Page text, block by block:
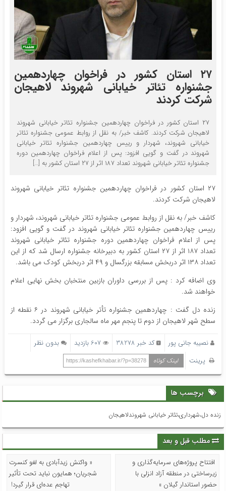
۲۷ استان کشور در فراخوان چهاردهمین
جشنواره تئاتر خیابانی شهروند لاهیجان
شرکت کردند
۲۷ استان کشور در فراخوان چهاردهمین جشنواره تئاتر خیابانی شهروند
لاهیجان شرکت کردند. کاشف خبر/ به نقل از روابط عمومی جشنواره تئاتر
خیابانی شهروند، شهردار و رییس چهاردهمین جشنواره تئاتر خیابانی
شهروند در گفت و گویی افزود: پس از اعلام فراخوان چهاردهمین دوره
جشنواره تئاتر خیابانی شهروند تعداد ۱۸۷ اثر از ۲۷ استان کشور به […]
۲۷ استان کشور در فراخوان چهاردهمین جشنواره تئاتر خیابانی شهروند
لاهیجان شرکت کردند.
کاشف خبر/ به نقل از روابط عمومی جشنواره تئاتر خیابانی شهروند، شهردار و
رییس چهاردهمین جشنواره تئاتر خیابانی شهروند در گفت و گویی افزود:
پس از اعلام فراخوان چهاردهمین دوره جشنواره تئاتر خیابانی شهروند
تعداد ۱۸۷ اثر از ۲۷ استان کشور به دبیرخانه جشنواره ارسال شد که از این
تعداد ۱۳۸ اثر دربخش مسابقه بزرگسال و ۴۹ اثر دربخش کودک می باشد.
وی اضافه کرد : پس از بررسی داوران بازبین منتخبان بخش نهایی اعلام
خواهند شد.
زنده دل گفت : چهاردهمین جشنواره تأتر خیابانی شهروند در ۶ نقطه از
سطح شهر لاهیجان از دوم تا پنجم مهر ماه سالجاری برگزار می گردد.
نصیبه جانی پور کد خبر 38278 607 بازدید
بدون نظر
پرینت
لینک کوتاه https://kashefkhabar.ir/?p=38278
برچسب ها
زنده دل،شهرداری،تئاتر خیابانی شهروندلاهیجان
مطلب قبل و بعد
افتتاح پروژه‌های سرمایه‌گذاری و
زیرساختی در منطقه آزاد انزلی با
حضور استاندار گیلان »
« واکنش زیدآبادی به لغو کنسرت
شجریان؛ همایون نباید تحت تأثیر
تهاجم عده‌ای قرار گیرد!